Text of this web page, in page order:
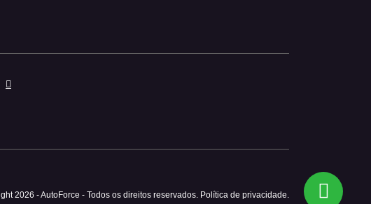
2026 -AutoForce - Todos os direitos reservados. Política de privacidade.